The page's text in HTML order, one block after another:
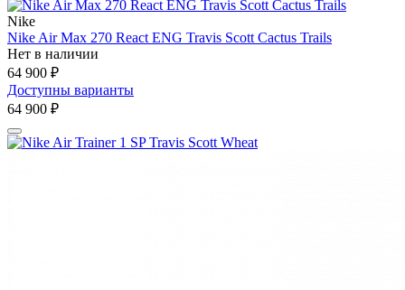
Nike
Nike Air Max 270 React ENG Travis Scott Cactus Trails
Нет в наличии
64 900 ₽
Доступны варианты
64 900 ₽